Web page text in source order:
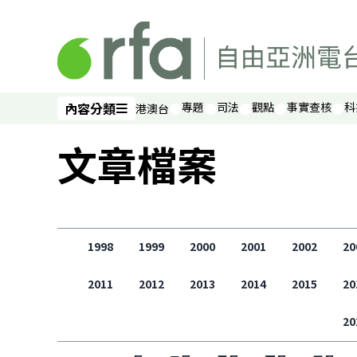
跳過主要內容
內容分類
內容分類 港澳台 專題 司法 觀點 事實查核
文章檔案
1998 1999 2000 2001 2002
2011 2012 2013 2014 2015